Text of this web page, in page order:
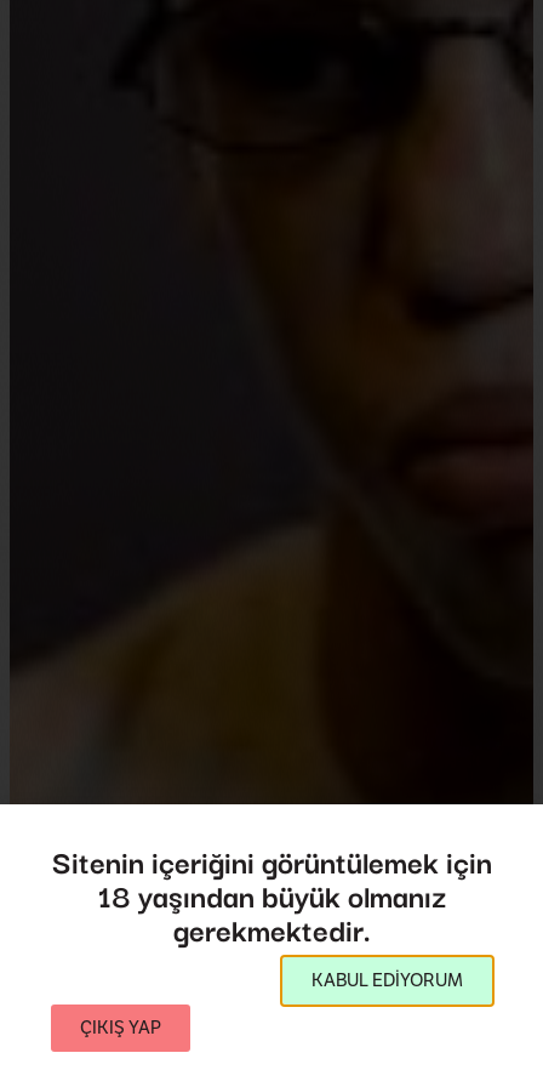
Bully
Director:Lee Hirsch
2011,Iceland
Sitenin içeriğini görüntülemek için
18 yaşından büyük olmanız
gerekmektedir.
KABUL EDİYORUM
ÇIKIŞ YAP